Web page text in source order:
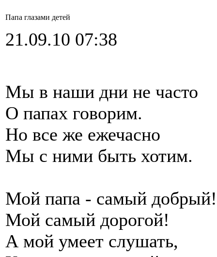
Папа глазами детей
21.09.10 07:38
Мы в наши дни не часто
О папах говорим.
Но все же ежечасно
Мы с ними быть хотим.
Мой папа - самый добрый!
Мой самый дорогой!
А мой умеет слушать,